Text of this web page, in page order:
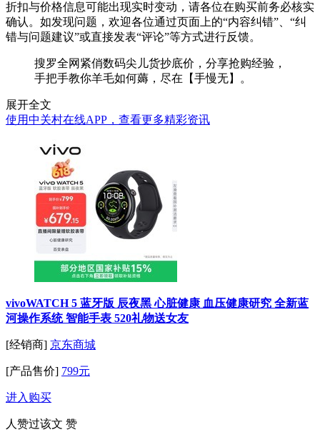
折扣与价格信息可能出现实时变动，请各位在购买前务必核实
确认。如发现问题，欢迎各位通过页面上的“内容纠错”、“纠
错与问题建议”或直接发表“评论”等方式进行反馈。
搜罗全网紧俏数码尖儿货抄底价，分享抢购经验，
手把手教你羊毛如何薅，尽在【手慢无】。
展开全文
使用中关村在线APP，查看更多精彩资讯
vivoWATCH 5 蓝牙版 辰夜黑 心脏健康 血压健康研究 全新蓝
河操作系统 智能手表 520礼物送女友
[经销商] 京东商城
[产品售价] 799元
进入购买
人赞过该文 赞